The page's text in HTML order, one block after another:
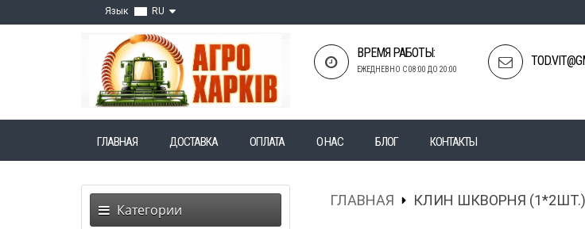
Язык RU
ВРЕМЯ РАБОТЫ:
ЕЖЕДНЕВНО С 08:00 ДО 20:00
ГЛАВНАЯ ДОСТАВКА ОПЛАТА О НАС БЛОГ КОНТАКТЫ
Категории
ГЛАВНАЯ КЛИН ШКВОРНЯ (1*2ШТ.)